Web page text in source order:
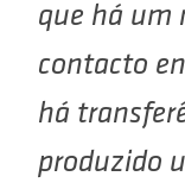
que há um
contacto
há
produzido